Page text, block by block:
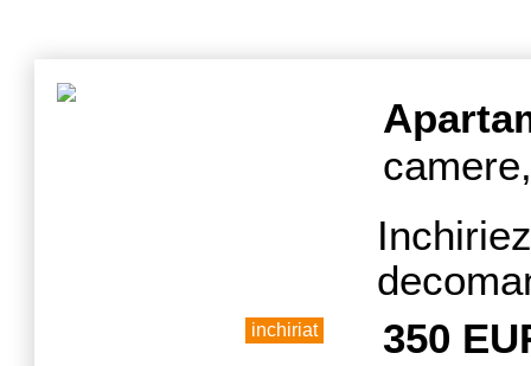
inchiriat 350